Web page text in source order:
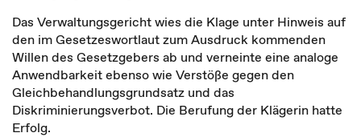
Das Verwaltungsgericht wies die Klage unter Hinweis auf
den im Gesetzeswortlaut zum Ausdruck kommenden
Willen des Gesetzgebers ab und verneinte eine analoge
Anwendbarkeit ebenso wie Verstöße gegen den
Gleichbehandlungsgrundsatz und das
Diskriminierungsverbot. Die Berufung der Klägerin hatte
Erfolg.